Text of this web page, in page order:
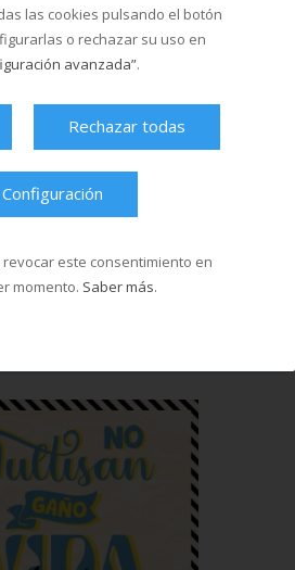
las cookies pulsando el botón
o rechazar su uso en
avanzada”.
Rechazar todas
Configuración
este consentimiento en
momento. Saber más.